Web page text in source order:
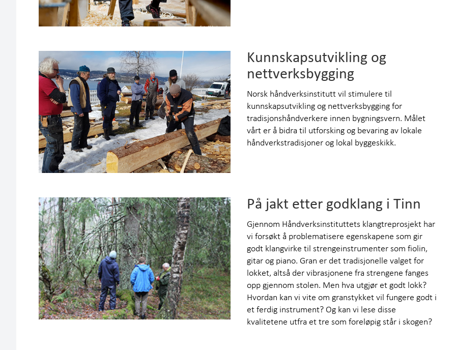
Kunnskapsutvikling og
nettverksbygging
Norsk håndverksinstitutt vil stimulere til
kunnskapsutvikling og nettverksbygging for
tradisjonshåndverkere innen bygningsvern. Målet
vårt er å bidra til utforsking og bevaring av lokale
håndverkstradisjoner og lokal byggeskikk.
På jakt etter godklang i Tinn
Gjennom Håndverksinstituttets klangtreprosjekt har
vi forsøkt å problematisere egenskapene som gir
godt klangvirke til strengeinstrumenter som fiolin,
gitar og piano. Gran er det tradisjonelle valget for
lokket, altså der vibrasjonene fra strengene fanges
opp gjennom stolen. Men hva utgjør et godt lokk?
Hvordan kan vi vite om granstykket vil fungere godt i
et ferdig instrument? Og kan vi lese disse
kvalitetene utfra et tre som foreløpig står i skogen?